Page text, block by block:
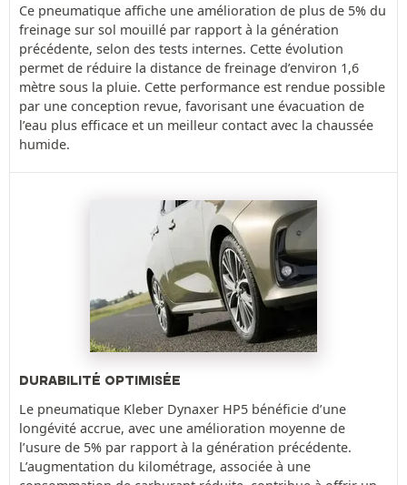
Ce pneumatique affiche une amélioration de plus de 5% du
freinage sur sol mouillé par rapport à la génération
précédente, selon des tests internes. Cette évolution
permet de réduire la distance de freinage d’environ 1,6
mètre sous la pluie. Cette performance est rendue possible
par une conception revue, favorisant une évacuation de
l’eau plus efficace et un meilleur contact avec la chaussée
humide.
DURABILITÉ OPTIMISÉE
Le pneumatique Kleber Dynaxer HP5 bénéficie d’une
longévité accrue, avec une amélioration moyenne de
l’usure de 5% par rapport à la génération précédente.
L’augmentation du kilométrage, associée à une